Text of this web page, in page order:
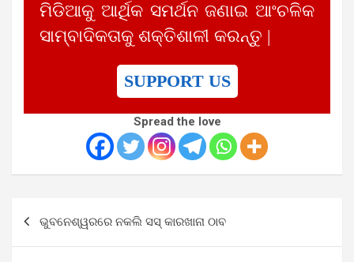
ମିଡିଆକୁ ଆର୍ଥିକ ସମର୍ଥନ ଜଣାଇ ଆଂଚଳିକ
ସାମ୍ବାଦିକତାକୁ ଶକ୍ତିଶାଳୀ କରନ୍ତୁ |
SUPPORT US
Spread the love
navigation
ଭୁବନେଶ୍ୱରରେ ନକଲି ସସ୍ କାରଖାନା ଠାବ